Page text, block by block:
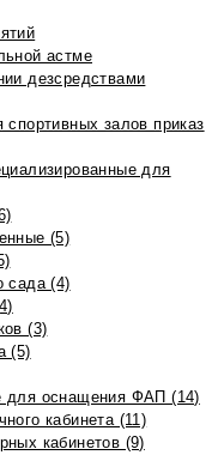
астме
дезсредствами
залов приказ
для
(5)
сада (4)
(3)
(5)
для оснащения ФАП (14)
кабинета (11)
кабинетов (9)